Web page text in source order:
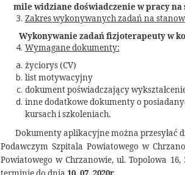
mile widziane doświadczenie w pracy
Zakres wykonywanych zadań na
Wykonywanie zadań fizjoterapeuty w
Wymagane dokumenty:
życiorys (CV)
list motywacyjny
dokument poświadczający
inne dodatkowe dokumenty o
kursach i szkoleniach.
Dokumenty aplikacyjne można przesyłać
Podawczym Szpitala Powiatowego w
Powiatowego w Chrzanowie, ul. Topolowa 16,